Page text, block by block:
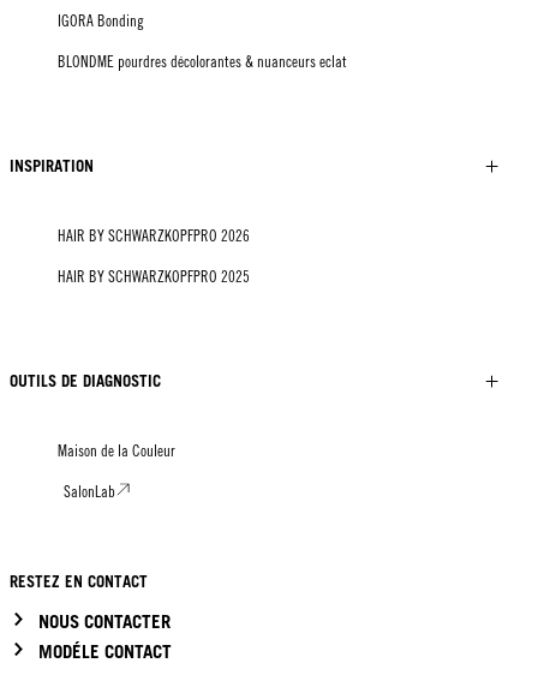
IGORA Bonding
BLONDME pourdres décolorantes & nuanceurs eclat
INSPIRATION
HAIR BY SCHWARZKOPFPRO 2026
HAIR BY SCHWARZKOPFPRO 2025
OUTILS DE DIAGNOSTIC
Maison de la Couleur
SalonLab
RESTEZ EN CONTACT
NOUS CONTACTER
MODÉLE CONTACT